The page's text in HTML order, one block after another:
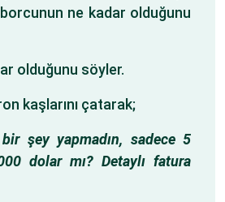
ne kadar olduğunu
olduğunu söyler.
kaşlarını çatarak;
şey yapmadın, sadece 5
dolar mı? Detaylı fatura